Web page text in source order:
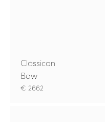
Classicon
Bow
€ 2662